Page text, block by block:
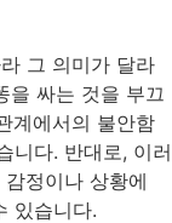
그 의미가 달라
을 싸는 것을 부끄
계에서의 불안함
니다. 반대로, 이러
정이나 상황에
있습니다.